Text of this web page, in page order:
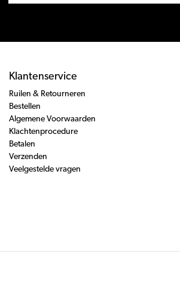
Klantenservice
Ruilen & Retourneren
Bestellen
Algemene Voorwaarden
Klachtenprocedure
Betalen
Verzenden
Veelgestelde vragen